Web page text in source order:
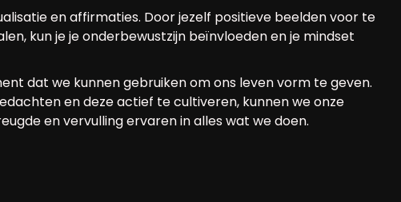
en affirmaties. Door jezelf positieve beelden voor te
kun je je onderbewustzijn beïnvloeden en je mindset
dat we kunnen gebruiken om ons leven vorm te geven.
en deze actief te cultiveren, kunnen we onze
en vervulling ervaren in alles wat we doen.